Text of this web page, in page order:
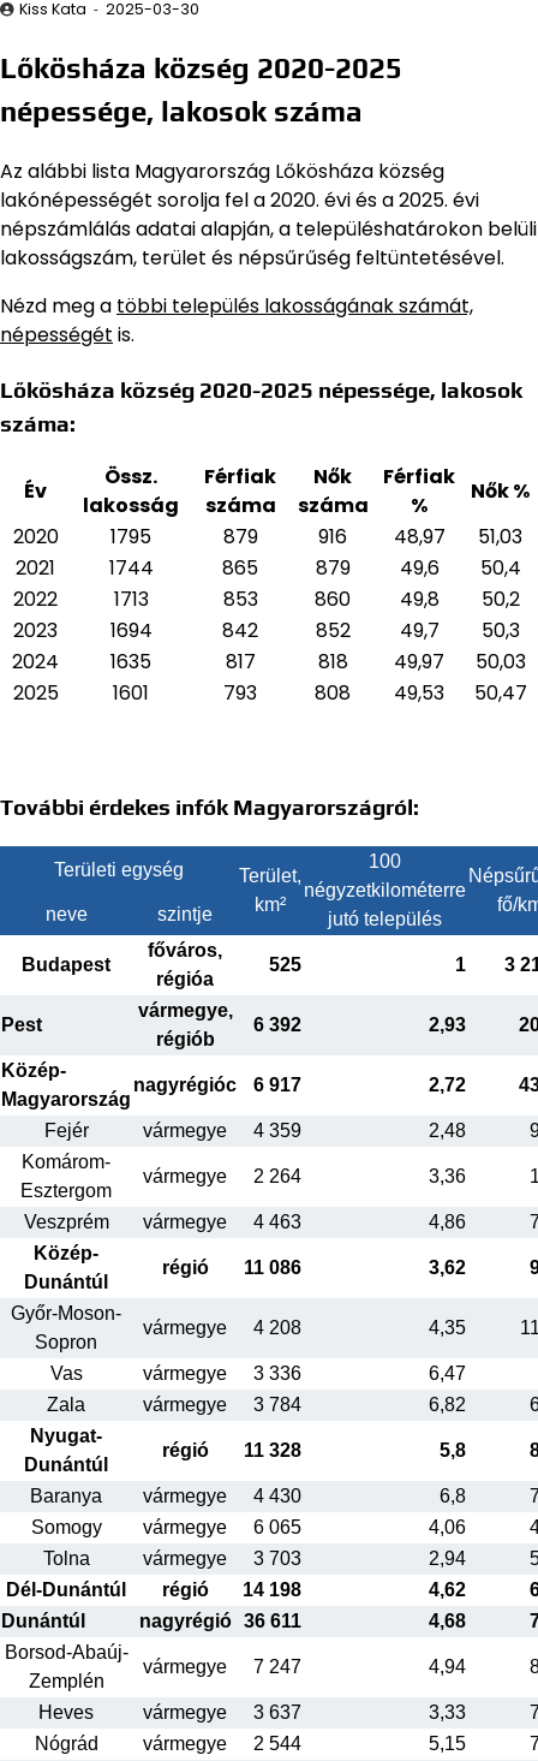
Kiss Kata 2025-03-30
Lőkösháza község 2020-2025
népessége, lakosok száma
Az alábbi lista Magyarország Lőkösháza község
lakónépességét sorolja fel a 2020. évi és a 2025. évi
népszámlálás adatai alapján,a településhatárokon belüli
lakosságszám, terület és népsűrűség feltüntetésével.
Nézd meg a többi település lakosságának számát,
népességét is.
Lőkösháza község 2020-2025 népessége, lakosok
száma:
Év
Össz.
lakosság
Férfiak
száma
Nők
száma
Férfiak
%
Nők %
2020
1795 879 916 48,97
51,03
2021
1744 865 879 49,6
50,4
2022
1713 853 860 49,8
50,2
2023
1694 842 852 49,7
50,3
2024
1635 817 818 49,97
50,03
2025
1601 793 808 49,53 50,47
További érdekes infók Magyarországról:
Területi egység
Terület,
km²
100
négyzetkilométerre
jutó település
fő/
neve szintje
Budapest
főváros,
régióa
525 1 3
Pest
vármegye,
régiób
6 392 2,93
Közép-
Magyarország
nagyrégióc 6 917 2,72
Fejér vármegye 4 359 2,48
Komárom-
Esztergom
vármegye 2 264 3,36
Veszprém vármegye 4 463 4,86
Közép-
Dunántúl
régió 11 086 3,62
Győr-Moson-
Sopron
vármegye 4 208 4,35
Vas vármegye 3 336
6,47
Zala
vármegye 3 784 6,82
Nyugat-
Dunántúl
régió 11 328 5,8
Baranya vármegye 4 430 6,8
Somogy
vármegye 6 065 4,06
Tolna
vármegye 3 703 2,94
Dél-Dunántúl
régió 14 198 4,62
Dunántúl
nagyrégió 36 611 4,68
Borsod-Abaúj-
Zemplén
vármegye 7 247 4,94
Heves vármegye 3 637 3,33
Nógrád
vármegye 2 544 5,15